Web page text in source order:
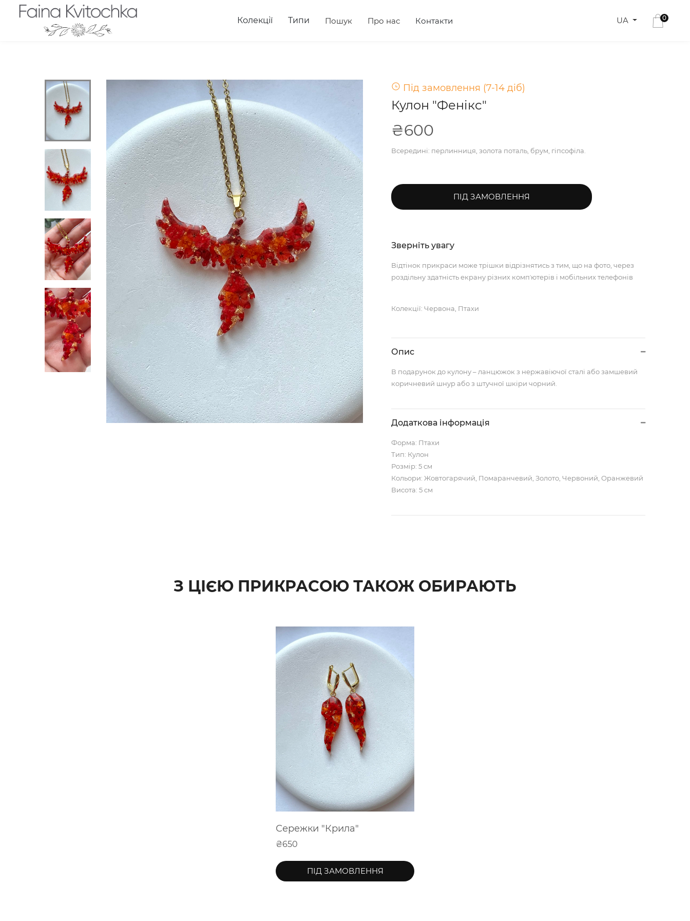
Колекції Типи Пошук Про нас Контакти UA 0
Під замовлення (7-14 діб)
Кулон "Фенікс"
₴600
Всередині: перлинниця, золота поталь, брум, гіпсофіла.
ПІД ЗАМОВЛЕННЯ
Зверніть увагу
Відтінок прикраси може трішки відрізнятись з тим, що на фото, через
роздільну здатність екрану різних компʼютерів і мобільних телефонів
Колекції: Червона, Птахи
Опис
В подарунок до кулону – ланцюжок з нержавіючої сталі або замшевий
коричневий шнур або з штучної шкіри чорний.
Додаткова інформація
Форма: Птахи
Тип: Кулон
Розмір: 5 см
Кольори: Жовтогарячий, Помаранчевий, Золото, Червоний, Оранжевий
Висота: 5 см
З ЦІЄЮ ПРИКРАСОЮ ТАКОЖ ОБИРАЮТЬ
Сережки "Крила"
₴650
ПІД ЗАМОВЛЕННЯ